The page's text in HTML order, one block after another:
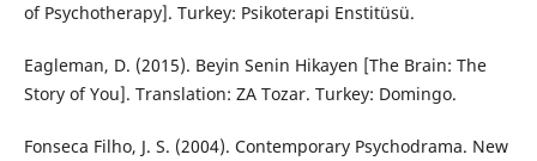
of Psychotherapy]. Turkey: Psikoterapi Enstitüsü.
Eagleman, D. (2015). Beyin Senin Hikayen [The Brain: The
Story of You]. Translation: ZA Tozar. Turkey: Domingo.
Fonseca Filho, J. S. (2004). Contemporary Psychodrama. New